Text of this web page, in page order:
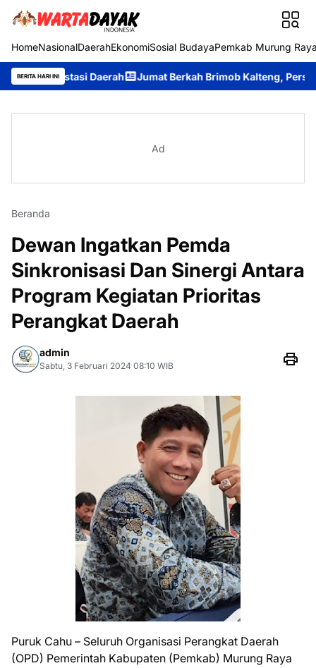
HomeNasionalDaerahEkonomiSosial BudayaPemkab Murung
BERITA HARI INI
Daerah Jumat Berkah Brimob Kalteng, Personel
Ad
Beranda
Dewan Ingatkan Pemda
Sinkronisasi Dan Sinergi Antara
Program Kegiatan Prioritas
Perangkat Daerah
admin
Sabtu, 3 Februari 2024 08:10 WIB
Puruk Cahu – Seluruh Organisasi Perangkat Daerah
(OPD) Pemerintah Kabupaten (Pemkab) Murung Raya